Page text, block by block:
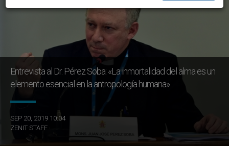
Entrevista al Dr. Pérez Soba: «La inmortalidad del alma es un
elemento esencial en la antropología humana»
SEP 20, 2019 10:04
ZENIT STAFF